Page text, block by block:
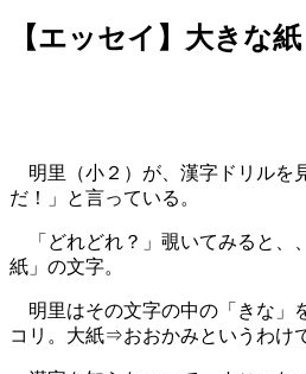
日:【エッセイ】大きな紙
明里（小２）が、漢字ドリルを
だ！」と言っている。
「どれどれ？」覗いてみると、
紙」の文字。
明里はその文字の中の「きな」
コリ。大紙⇒おおかみというわけ